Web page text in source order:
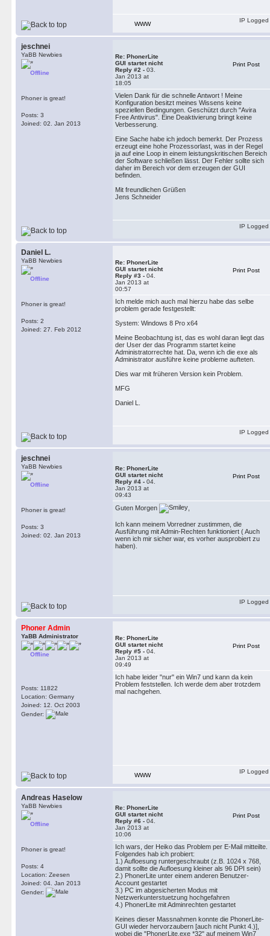
WWW
IP Logged
jeschnei
YaBB Newbies
Offline
Phoner is great!
Posts: 3
Joined: 02. Jan 2013
Re: PhonerLite
GUI startet nicht
Reply #2 - 03.
Jan 2013 at
18:05
Print Post
Vielen Dank für die schnelle Antwort ! Meine
Konfiguration besitzt meines Wissens keine
speziellen Bedingungen. Geschützt durch "Avira
Free Antivirus". Eine Deaktivierung bringt keine
Verbesserung.
Eine Sache habe ich jedoch bemerkt. Der Prozess
erzeugt eine hohe Prozessorlast, was in der Regel
ja auf eine Loop in einem leistungskritischen Bereich
der Software schließen lässt. Der Fehler sollte sich
daher im Bereich vor dem erzeugen der GUI
befinden.
Mit freundlichen Grüßen
Jens Schneider
IP Logged
Daniel L.
YaBB Newbies
Offline
Phoner is great!
Posts: 2
Joined: 27. Feb 2012
Re: PhonerLite
GUI startet nicht
Reply #3 - 04.
Jan 2013 at
00:57
Print Post
Ich melde mich auch mal hierzu habe das selbe
problem gerade festgestellt:
System: Windows 8 Pro x64
Meine Beobachtung ist, das es wohl daran liegt das
der User der das Programm startet keine
Administratorrechte hat. Da, wenn ich die exe als
Administrator ausführe keine probleme aufteten.
Dies war mit früheren Version kein Problem.
MFG
Daniel L.
IP Logged
jeschnei
YaBB Newbies
Offline
Phoner is great!
Posts: 3
Joined: 02. Jan 2013
Re: PhonerLite
GUI startet nicht
Reply #4 - 04.
Jan 2013 at
09:43
Print Post
Guten Morgen
Ich kann meinem Vorredner zustimmen, die
Ausführung mit Admin-Rechten funktioniert ( Auch
wenn ich mir sicher war, es vorher ausprobiert zu
haben).
IP Logged
Phoner Admin
YaBB Administrator
Offline
Posts: 11822
Location: Germany
Joined: 12. Oct 2003
Gender:
Re: PhonerLite
GUI startet nicht
Reply #5 - 04.
Jan 2013 at
09:49
Print Post
Ich habe leider "nur" ein Win7 und kann da kein
Problem feststellen. Ich werde dem aber trotzdem
mal nachgehen.
WWW
IP Logged
Andreas Haselow
YaBB Newbies
Offline
Phoner is great!
Posts: 4
Location: Zeesen
Joined: 04. Jan 2013
Gender:
Re: PhonerLite
GUI startet nicht
Reply #6 - 04.
Jan 2013 at
10:06
Print Post
Ich wars, der Heiko das Problem per E-Mail mitteilte.
Folgendes hab ich probiert:
1.) Aufloesung runtergeschraubt (z.B. 1024 x 768,
damit sollte die Aufloesung kleiner als 96 DPI sein)
2.) PhonerLite unter einem anderen Benutzer-
Account gestartet
3.) PC im abgesicherten Modus mit
Netzwerkunterstuetzung hochgefahren
4.) PhonerLite mit Adminrechten gestartet
Keines dieser Massnahmen konnte die PhonerLite-
GUI wieder hervorzaubern [auch nicht Punkt 4.)],
wobei die "PhonerLite.exe *32" auf meinem Win7